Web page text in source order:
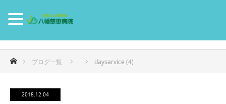
ホームブログ一覧 daysarvice (4)
2018.12.04